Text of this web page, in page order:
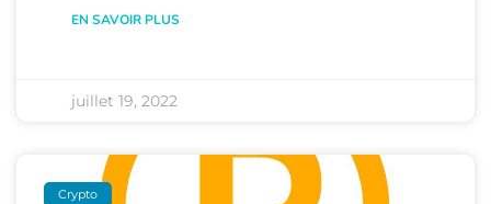
EN SAVOIR PLUS
juillet 19, 2022
Crypto